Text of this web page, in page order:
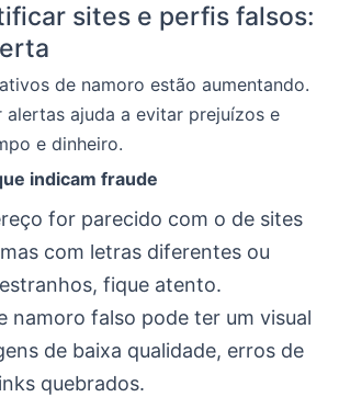
sites e perfis falsos:
de namoro estão aumentando.
alertas ajuda a evitar prejuízos e
e dinheiro.
indicam fraude
for parecido com o de sites
com letras diferentes ou
fique atento.
namoro falso pode ter um visual
de baixa qualidade, erros de
quebrados.